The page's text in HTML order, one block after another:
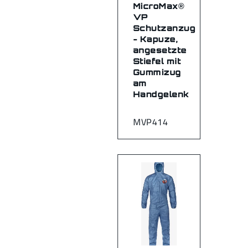
MVP414
MicroMax®
VP
Schutzanzug
- Kapuze,
angesetzte
Stiefel mit
Gummizug
am
Handgelenk